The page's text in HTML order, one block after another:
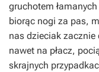
gruchotem
biorąc nogi za pas,
nas dzieciak zacznie
nawet na płacz,
skrajnych